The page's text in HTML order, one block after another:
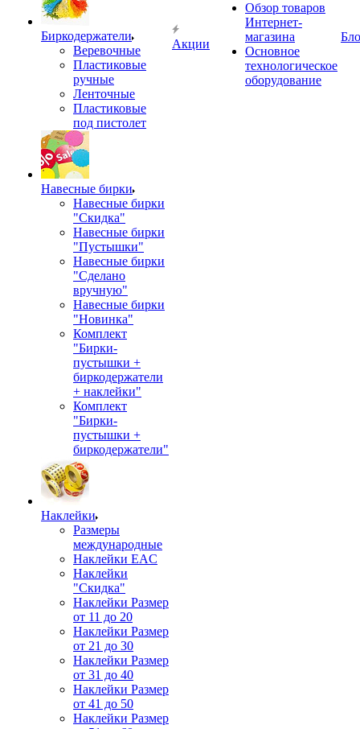
Биркодержатели
Веревочные
Пластиковые
ручные
Ленточные
Пластиковые
под пистолет
Навесные бирки
Навесные бирки
"Скидка"
Навесные бирки
"Пустышки"
Навесные бирки
"Сделано
вручную"
Навесные бирки
"Новинка"
Комплект
"Бирки-
пустышки +
биркодержатели
+ наклейки"
Комплект
"Бирки-
пустышки +
биркодержатели"
Наклейки
Размеры
международные
Наклейки EAC
Наклейки
"Скидка"
Наклейки Размер
от 11 до 20
Наклейки Размер
от 21 до 30
Наклейки Размер
от 31 до 40
Наклейки Размер
от 41 до 50
Наклейки Размер
Акции
Обзор товаров
Интернет-
магазина
Основное
технологическое
оборудование